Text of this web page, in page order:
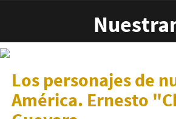
Los personajes de
América. Ernesto